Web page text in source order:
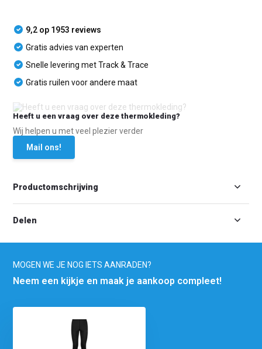
9,2 op 1953 reviews
Gratis advies van experten
Snelle levering met Track & Trace
Gratis ruilen voor andere maat
Heeft u een vraag over deze thermokleding?
Wij helpen u met veel plezier verder
Mail ons!
Productomschrijving
Delen
MOGEN WE JE NOG IETS AANRADEN?
Neem een kijkje en maak je aankoop compleet!